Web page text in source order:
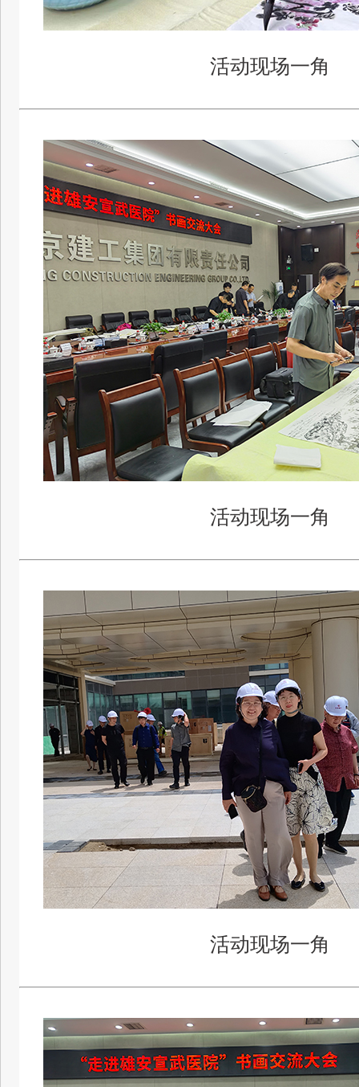
活动现场一角
活动现场一角
活动现场一角